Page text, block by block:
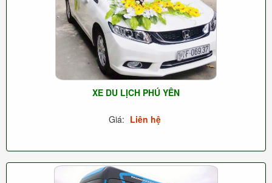
XE DU LỊCH PHÚ YÊN
Giá: Liên hệ